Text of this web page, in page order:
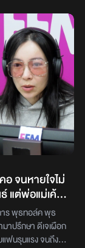
าในรายการ ‘พุธ
ข้ามาปรึกษา ‘ดีเจ
บ้านเพื่อน โดย
เขาจัดงานปีใหม่
านจะมีประมาณ 10
ด้เตรียมพร้อม
ะเอาอาหารไปแชร์
ยคุยกันว่า เราจะ
ากร้านอาหารแล้ว
อก็มาบอกว่าเจ้า
ะเอาที่หนีบปูไปนะ
ว่าจะเอาที่หนีบปู
ว่า “อย่าเอาไปเลย
ดียว” ซึ่งตัวเราไม่
ตอนนั้นว่า ‘งาน
น่าจะมีสักอันสอง
นก็ต้องรอนานไหม
ไม่ได้จะเอาไปวาง
จนหายใจไม่
แต่พ่อแม่เค้า
บลูกเค้า"
าร พุธทอล์ค พุธ
าปรึกษา ดีเจเผือก
ฟนรุนแรง จนถึง